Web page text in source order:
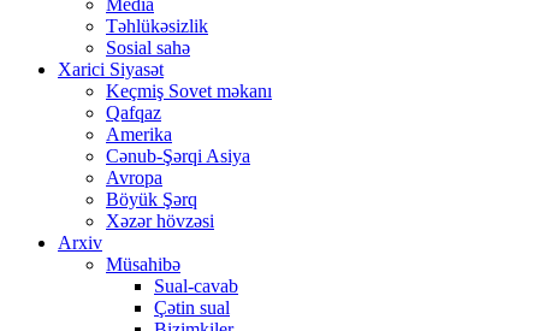
Media
Təhlükəsizlik
Sosial sahə
Xarici Siyasət
Keçmiş Sovet məkanı
Qafqaz
Amerika
Cənub-Şərqi Asiya
Avropa
Böyük Şərq
Xəzər hövzəsi
Arxiv
Müsahibə
Sual-cavab
Çətin sual